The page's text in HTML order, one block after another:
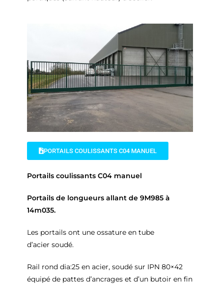
PORTAILS COULISSANTS C04 MANUEL
Portails coulissants C04 manuel
Portails de longueurs allant de 9M985 à
14m035.
Les portails ont une ossature en tube
d’acier soudé.
Rail rond dia:25 en acier, soudé sur IPN 80×42
équipé de pattes d’ancrages et d’un butoir en fin